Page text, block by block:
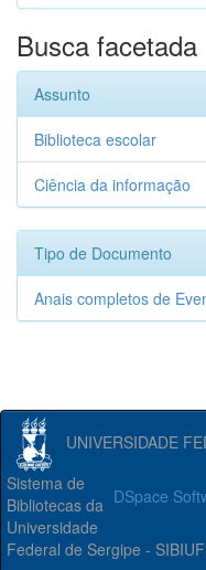
Busca facetada
Assunto
Biblioteca escolar
Ciência da informação
Tipo de Documento
Anais completos de
UNIVERSIDADE
DSpace
Sistema de
Bibliotecas da
Universidade
Federal de Sergipe -